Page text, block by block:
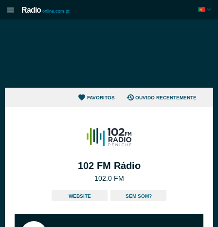
Radio online.com.pt
FAVORITOS OUVIDO RECENTEMENTE
102 FM Rádio
102.0 FM
WEBSITE SEM SOM?